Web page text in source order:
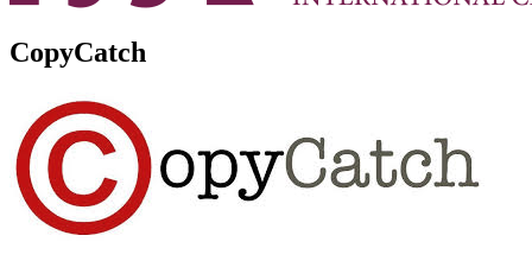
CopyCatch